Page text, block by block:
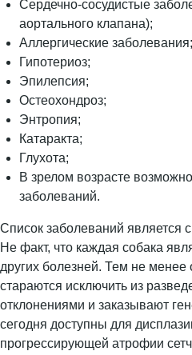
Сердечно-сосудистые
аортального клапана);
Аллергические заболевания;
Гипотериоз;
Эпилепсия;
Остеохондроз;
Энтропия;
Катаракта;
Глухота;
В зрелом возрасте
заболеваний.
Список заболеваний является
Не факт, что каждая собака
других болезней. Тем не менее
стараются исключить из
отклонениями и заказывают
сегодня доступны для
прогрессирующей атрофии